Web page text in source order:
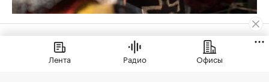
05 авг, 18:13
Лента Радио Офисы